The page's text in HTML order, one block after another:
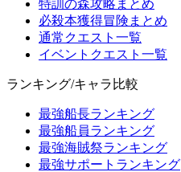
特訓の森攻略まとめ
必殺本獲得冒険まとめ
通常クエスト一覧
イベントクエスト一覧
ランキング/キャラ比較
最強船長ランキング
最強船員ランキング
最強海賊祭ランキング
最強サポートランキング